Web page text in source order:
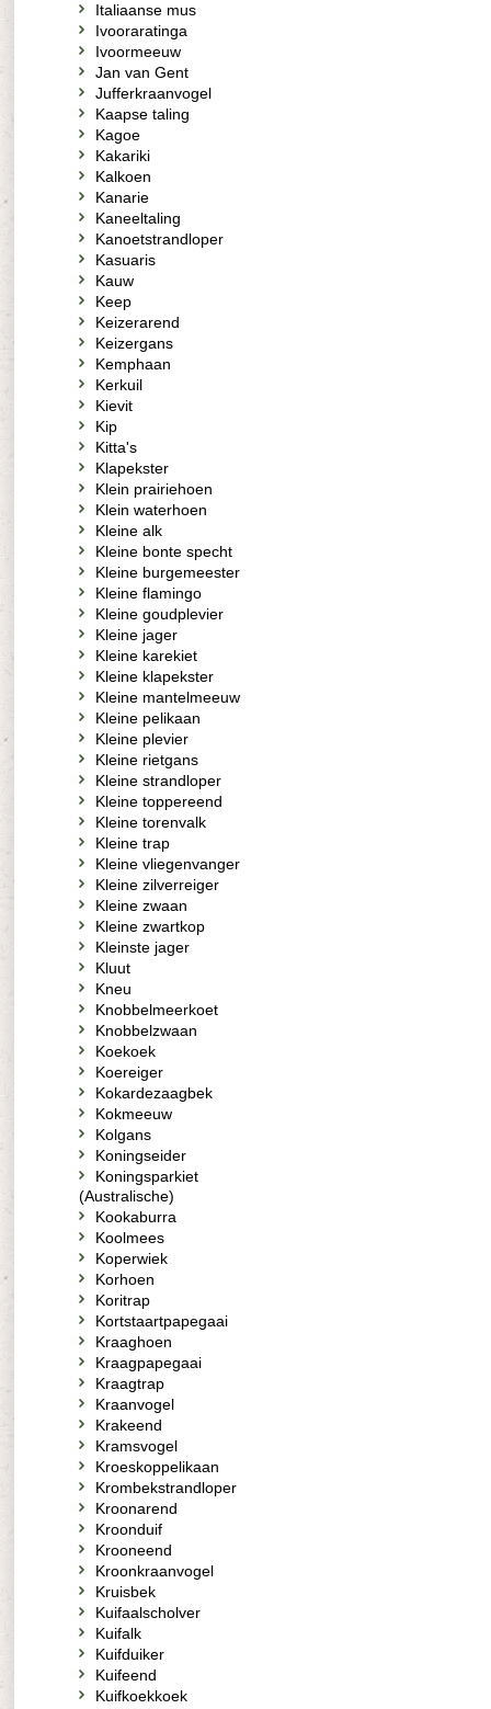
Italiaanse mus
Ivooraratinga
Ivoormeeuw
Jan van Gent
Jufferkraanvogel
Kaapse taling
Kagoe
Kakariki
Kalkoen
Kanarie
Kaneeltaling
Kanoetstrandloper
Kasuaris
Kauw
Keep
Keizerarend
Keizergans
Kemphaan
Kerkuil
Kievit
Kip
Kitta's
Klapekster
Klein prairiehoen
Klein waterhoen
Kleine alk
Kleine bonte specht
Kleine burgemeester
Kleine flamingo
Kleine goudplevier
Kleine jager
Kleine karekiet
Kleine klapekster
Kleine mantelmeeuw
Kleine pelikaan
Kleine plevier
Kleine rietgans
Kleine strandloper
Kleine toppereend
Kleine torenvalk
Kleine trap
Kleine vliegenvanger
Kleine zilverreiger
Kleine zwaan
Kleine zwartkop
Kleinste jager
Kluut
Kneu
Knobbelmeerkoet
Knobbelzwaan
Koekoek
Koereiger
Kokardezaagbek
Kokmeeuw
Kolgans
Koningseider
Koningsparkiet
(Australische)
Kookaburra
Koolmees
Koperwiek
Korhoen
Koritrap
Kortstaartpapegaai
Kraaghoen
Kraagpapegaai
Kraagtrap
Kraanvogel
Krakeend
Kramsvogel
Kroeskoppelikaan
Krombekstrandloper
Kroonarend
Kroonduif
Krooneend
Kroonkraanvogel
Kruisbek
Kuifaalscholver
Kuifalk
Kuifduiker
Kuifeend
Kuifkoekkoek